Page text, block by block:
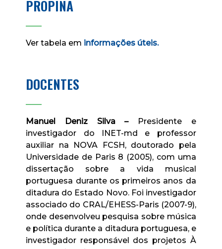
PROPINA
____
Ver tabela em informações úteis.
DOCENTES
____
Manuel Deniz Silva –Presidente e
investigador do INET-md e professor
auxiliar na NOVA FCSH, doutorado pela
Universidade de Paris 8 (2005), com uma
dissertação sobre a vida musical
portuguesa durante os primeiros anos da
ditadura do Estado Novo. Foi investigador
associado do CRAL/EHESS-Paris (2007-9),
onde desenvolveu pesquisa sobre música
e política durante a ditadura portuguesa, e
investigador responsável dos projetos À